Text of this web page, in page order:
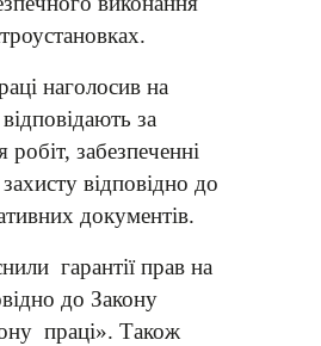
наголосив на
за
забезпеченні
відповідно до
документів.
гарантії прав на
до Закону
праці». Також